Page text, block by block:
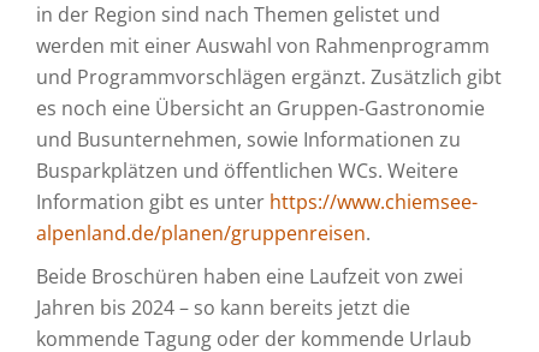
in der Region sind nach Themen gelistet und
werden mit einer Auswahl von Rahmenprogramm
und Programmvorschlägen ergänzt. Zusätzlich gibt
es noch eine Übersicht an Gruppen-Gastronomie
und Busunternehmen, sowie Informationen zu
Busparkplätzen und öffentlichen WCs. Weitere
Information gibt es unter https://www.chiemsee-
alpenland.de/planen/gruppenreisen.
Beide Broschüren haben eine Laufzeit von zwei
Jahren bis 2024 – so kann bereits jetzt die
kommende Tagung oder der kommende Urlaub